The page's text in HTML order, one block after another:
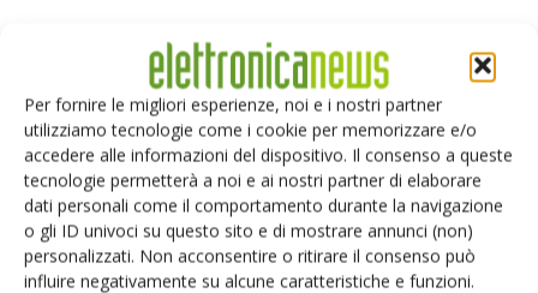
Per fornire le migliori esperienze, noi e i nostri partner
utilizziamo tecnologie come i cookie per memorizzare e/o
accedere alle informazioni del dispositivo. Il consenso a queste
tecnologie permetterà a noi e ai nostri partner di elaborare
dati personali come il comportamento durante la navigazione
o gli ID univoci su questo sito e di mostrare annunci (non)
personalizzati. Non acconsentire o ritirare il consenso può
influire negativamente su alcune caratteristiche e funzioni.